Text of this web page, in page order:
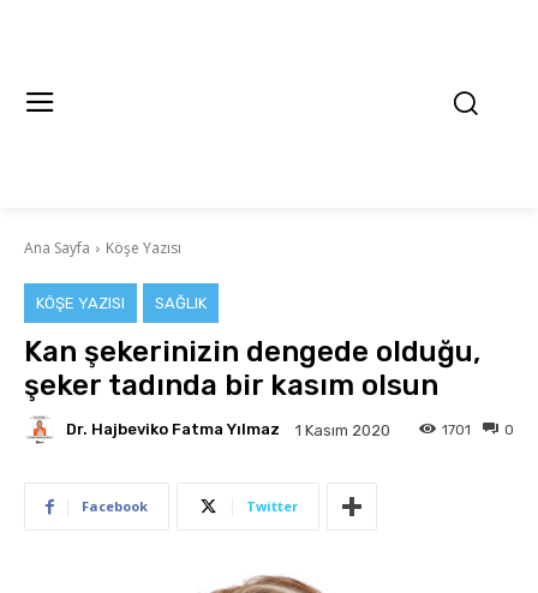
Ana Sayfa Köşe Yazısı
KÖŞE YAZISI SAĞLIK
Kan şekerinizin dengede olduğu,
şeker tadında bir kasım olsun
Dr. Hajbeviko Fatma Yılmaz 1 Kasım 2020 0
1701
Facebook Twitter